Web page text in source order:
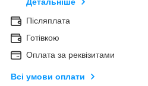
Детальніше
Післяплата
Готівкою
Оплата за реквізитами
Всі умови оплати